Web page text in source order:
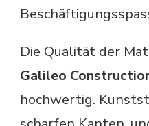
Die Qualität der
Galileo
hochwertig.